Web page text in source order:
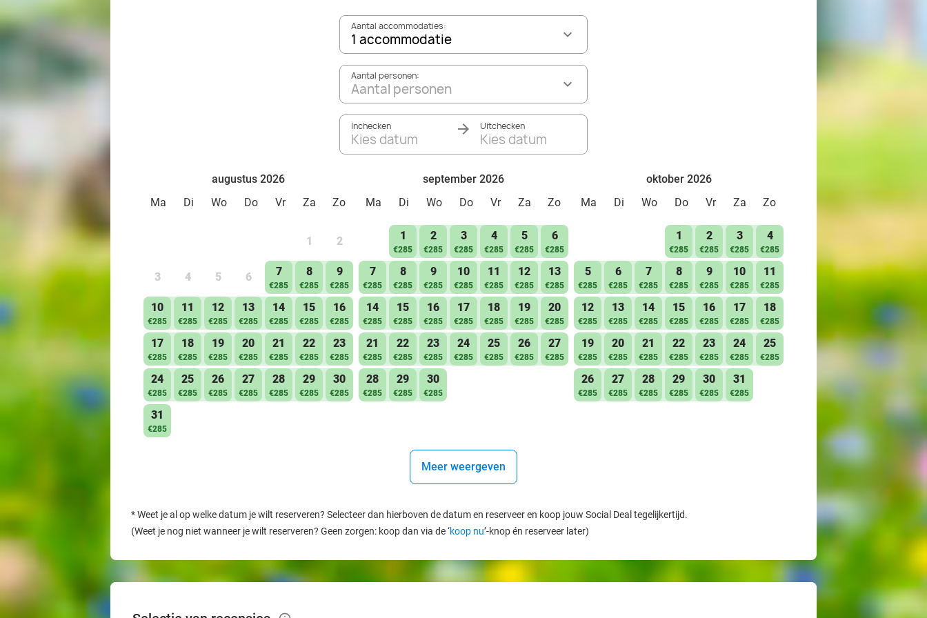
Aantal accommodaties:
1 accommodatie
Aantal personen:
Aantal personen
Inchecken
Kies datum
Uitchecken
Kies datum
augustus 2026
Ma
Di Wo Do Vr Za Zo
1 2
3 4 5 6 7
€285
8
€285
9
€285
10
€285
11
€285
12
€285
13
€285
14
€285
15
€285
16
€285
17
€285
18
€285
19
€285
20
€285
21
€285
22
€285
23
€285
24
€285
25
€285
26
€285
27
€285
28
€285
29
€285
30
€285
31
€285
september 2026
Ma
Di Wo Do Vr Za Zo
1
€285
2
€285
3
€285
4
€285
5
€285
6
€285
7
€285
8
€285
9
€285
10
€285
11
€285
12
€285
13
€285
14
€285
15
€285
16
€285
17
€285
18
€285
19
€285
20
€285
21
€285
22
€285
23
€285
24
€285
25
€285
26
€285
27
€285
28
€285
29
€285
30
€285
oktober 2026
Ma
Di Wo Do Vr Za Zo
1
€285
2
€285
3
€285
4
€285
5
€285
6
€285
7
€285
8
€285
9
€285
10
€285
11
€285
12
€285
13
€285
14
€285
15
€285
16
€285
17
€285
18
€285
19
€285
20
€285
21
€285
22
€285
23
€285
24
€285
25
€285
26
€285
27
€285
28
€285
29
€285
30
€285
31
€285
Meer weergeven
*Weet je al op welke datum je wilt reserveren? Selecteer dan hierboven de datum en reserveer en koop jouw Social Deal tegelijkertijd.
(Weet je nog niet wanneer je wilt reserveren? Geen zorgen: koop dan via de ‘koop nu’-knop én reserveer later)